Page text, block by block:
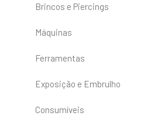
Brincos e Piercings
Máquinas
Ferramentas
Exposição e Embrulho
Consumíveis